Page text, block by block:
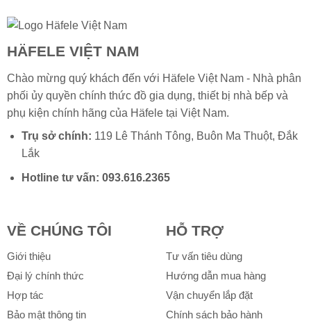
HÄFELE VIỆT NAM
Chào mừng quý khách đến với Häfele Việt Nam - Nhà phân
phối ủy quyền chính thức đồ gia dụng, thiết bị nhà bếp và
phụ kiện chính hãng của Häfeletại Việt Nam.
Trụ sở chính: 119 Lê Thánh Tông, Buôn Ma Thuột, Đắk
Lắk
Hotline tư vấn: 093.616.2365
VỀ CHÚNG TÔI
Giới thiệu
Đại lý chính thức
Hợp tác
Bảo mật thông tin
HỖ TRỢ
Tư vấn tiêu dùng
Hướng dẫn mua hàng
Vận chuyển lắp đặt
Chính sách bảo hành